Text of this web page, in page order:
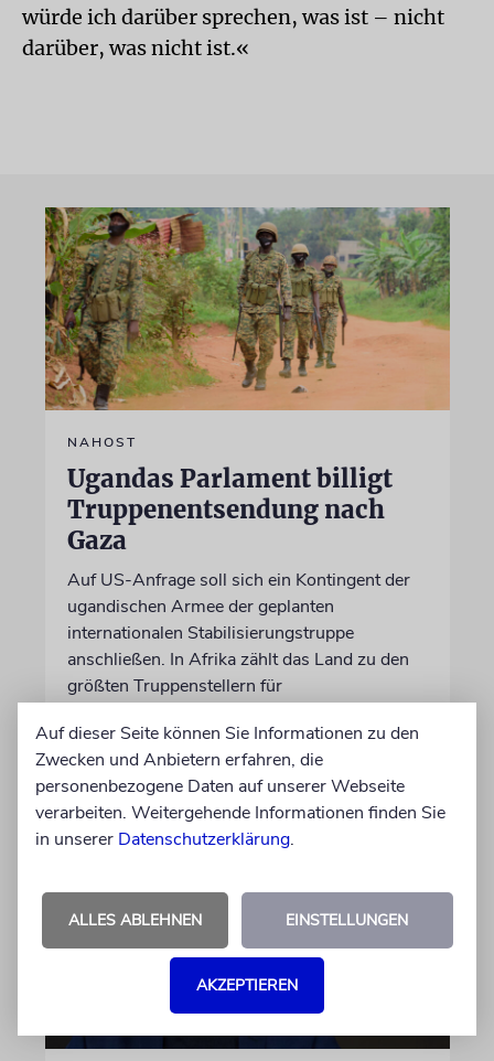
würde ich darüber sprechen, was ist – nicht
darüber, was nicht ist.«
NAHOST
Ugandas Parlament billigt
Truppenentsendung nach
Gaza
Auf US-Anfrage soll sich ein Kontingent der
ugandischen Armee der geplanten
internationalen Stabilisierungstruppe
anschließen. In Afrika zählt das Land zu den
größten Truppenstellern für
07.08.2026
Auf dieser Seite können Sie Informationen zu den
Zwecken und Anbietern erfahren, die
personenbezogene Daten auf unserer Webseite
verarbeiten. Weitergehende Informationen finden Sie
in unserer Datenschutzerklärung.
ALLES ABLEHNEN EINSTELLUNGEN
AKZEPTIEREN